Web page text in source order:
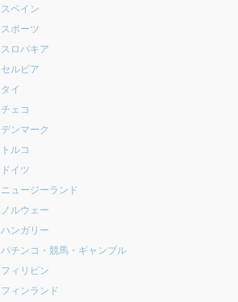
スペイン
スポーツ
スロバキア
セルビア
タイ
チェコ
デンマーク
トルコ
ドイツ
ニュージーランド
ノルウェー
ハンガリー
パチンコ・競馬・ギャンブル
フィリピン
フィンランド